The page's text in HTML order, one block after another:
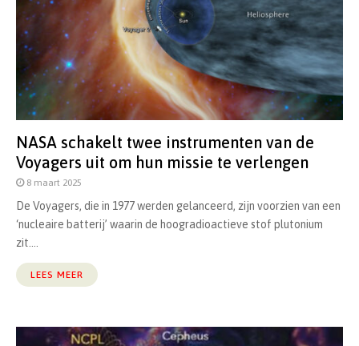
NASA schakelt twee instrumenten van de
Voyagers uit om hun missie te verlengen
8 maart 2025
De Voyagers, die in 1977 werden gelanceerd, zijn voorzien van een
‘nucleaire batterij’ waarin de hoogradioactieve stof plutonium
zit....
LEES MEER